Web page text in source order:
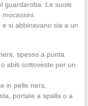
guardaroba. Le suole
si abbinavano sia a un
spesso a punta
abiti sottoveste per un
in pelle nera,
portate a spalla o a